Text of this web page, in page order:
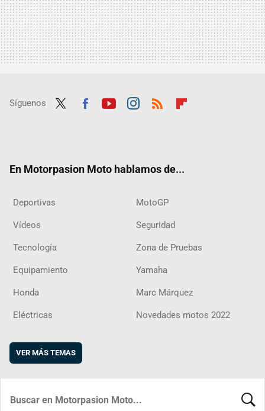
Síguenos
En Motorpasion Moto hablamos de...
Deportivas MotoGP
Vídeos Seguridad
Tecnología Zona de Pruebas
Equipamiento Yamaha
Honda Marc Márquez
Eléctricas Novedades motos 2022
VER MÁS TEMAS